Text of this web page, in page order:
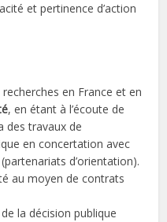
et pertinence d’action
en France et en
, en étant à l’écoute de
des travaux de
en concertation avec
d’orientation).
au moyen de contrats
la décision publique